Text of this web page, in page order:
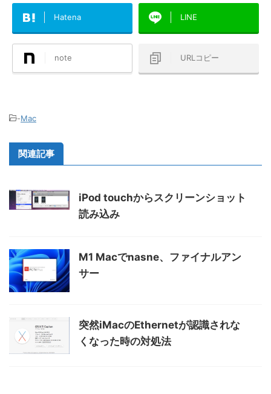
Hatena LINE
note URLコピー
-Mac
関連記事
iPod touchからスクリーンショット
読み込み
M1 Macでnasne、ファイナルアン
サー
突然iMacのEthernetが認識されな
くなった時の対処法